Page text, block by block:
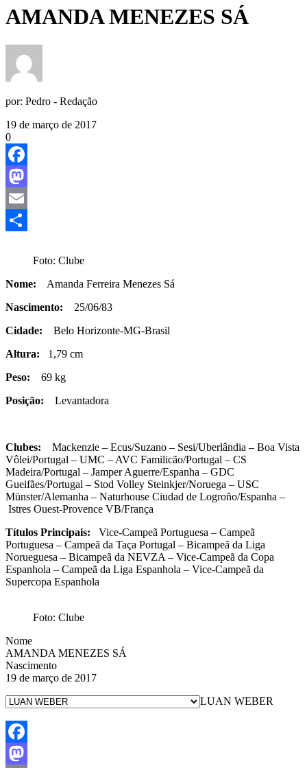
AMANDA MENEZES SÁ
por: Pedro - Redação
19 de março de 2017
0
Facebook
Mastodon
Email
Foto: Clube
Nome: Amanda Ferreira Menezes Sá
Nascimento: 25/06/83
Cidade: Belo Horizonte-MG-Brasil
Altura: 1,79 cm
Peso: 69 kg
Posição: Levantadora
Clubes: Mackenzie – Ecus/Suzano – Sesi/Uberlândia – Boa Vista
Vôlei/Portugal – UMC – AVC Familicão/Portugal – CS
Madeira/Portugal – Jamper Aguerre/Espanha – GDC
Gueifães/Portugal – Stod Volley Steinkjer/Noruega – USC
Münster/Alemanha – Naturhouse Ciudad de Logroño/Espanha –
Istres Ouest-Provence VB/França
Títulos Principais: Vice-Campeã Portuguesa – Campeã
Portuguesa – Campeã da Taça Portugal – Bicampeã da Liga
Norueguesa – Bicampeã da NEVZA – Vice-Campeã da Copa
Espanhola – Campeã da Liga Espanhola – Vice-Campeã da
Supercopa Espanhola
Foto: Clube
Nome
AMANDA MENEZES SÁ
Nascimento
19 de março de 2017
LUAN WEBER
Facebook